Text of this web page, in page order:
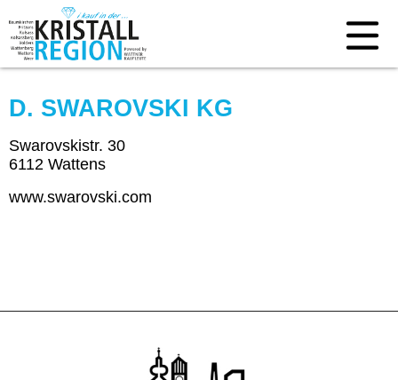
D. SWAROVSKI KG
Swarovskistr. 30
6112 Wattens
www.swarovski.com